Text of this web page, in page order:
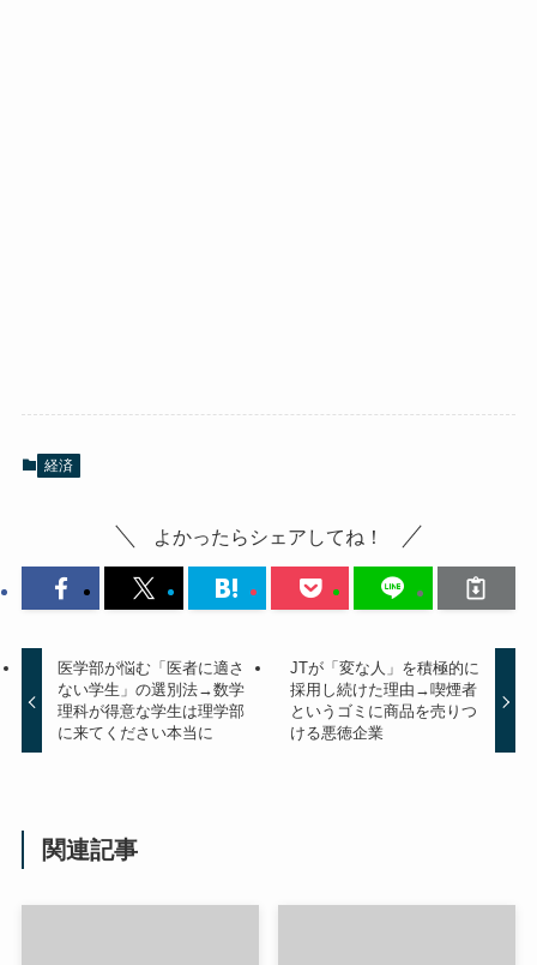
経済
よかったらシェアしてね！
医学部が悩む「医者に適さ
ない学生」の選別法→数学
理科が得意な学生は理学部
に来てください本当に
JTが「変な人」を積極的に
採用し続けた理由→喫煙者
というゴミに商品を売りつ
ける悪徳企業
関連記事